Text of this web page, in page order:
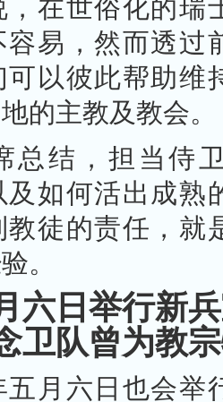
，在世俗化的瑞
容易，然而透过
可以彼此帮助维
的主教及教会。
总结，担当侍
及如何活出成熟
教徒的责任，就
。
六日举行新
卫队曾为教
五月六日也会举